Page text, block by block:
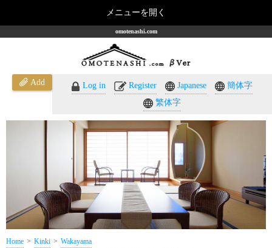
omotenashi.com
Add Log in Register Japanese
簡体字
繁体字
Home Kinki
Wakayama
メニューを開く